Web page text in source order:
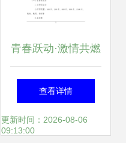
青春跃动·激情共燃
——大学生校园文
体活动策划方案
查看详情
更新时间：2026-08-06
09:13:00